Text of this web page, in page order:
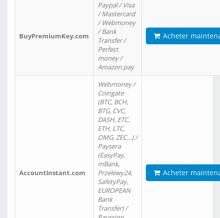
BuyPremiumKey.com
Paypal / Visa
/ Mastercard
/ Webmoney
/ Bank
Transfer /
Perfect
money /
Amazon pay
Acheter
AccountInstant.com
Webmoney /
Coingate
(BTC, BCH,
BTG, CVC,
DASH, ETC,
ETH, LTC,
OMG, ZEC…) /
Paysera
(EasyPay,
mBank,
Przelewy24,
SafetyPay,
EUROPEAN
Bank
Transfer) /
Acheter